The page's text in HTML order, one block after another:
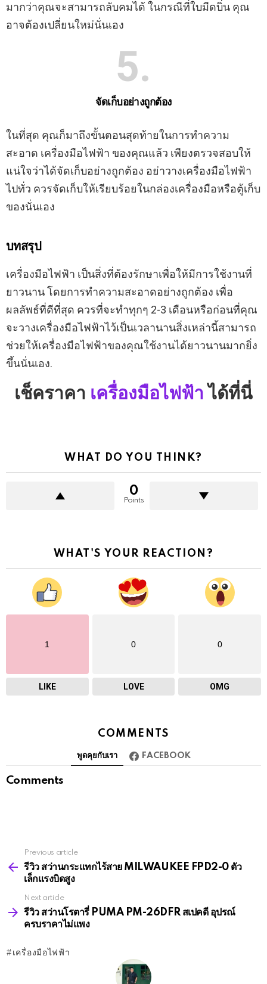
มากว่าคุณจะสามารถลับคมได้ ในกรณีที่ใบมีดบิ่น คุณ
อาจต้องเปลี่ยนใหม่นั่นเอง
5
จัดเก็บอย่างถูกต้อง
ในที่สุด คุณก็มาถึงขั้นตอนสุดท้ายในการทำความ
สะอาด เครื่องมือไฟฟ้า ของคุณแล้ว เพียงตรวจสอบให้
แน่ใจว่าได้จัดเก็บอย่างถูกต้อง อย่าวางเครื่องมือไฟฟ้า
ไปทั่ว ควรจัดเก็บให้เรียบร้อยในกล่องเครื่องมือหรือตู้เก็บ
ของนั่นเอง
บทสรุป
เครื่องมือไฟฟ้า เป็นสิ่งที่ต้องรักษาเพื่อให้มีการใช้งานที่
ยาวนาน โดยการทำความสะอาดอย่างถูกต้อง เพื่อ
ผลลัพธ์ที่ดีที่สุด ควรที่จะทำทุกๆ 2-3 เดือนหรือก่อนที่คุณ
จะวางเครื่องมือไฟฟ้าไว้เป็นเวลานานสิ่งเหล่านี้สามารถ
ช่วยให้เครื่องมือไฟฟ้าของคุณใช้งานได้ยาวนานมากยิ่ง
ขึ้นนั่นเอง.
เช็คราคา เครื่องมือไฟฟ้า ได้ที่นี่
WHAT DO YOU THINK?
0
Points
WHAT'S YOUR REACTION?
1
LIKE
0
LOVE
0
OMG
COMMENTS
พูดคุยกับเรา FACEBOOK
Comments
more
Previous article
รีวิว สว่านกระแทกไร้สาย MILWAUKEE FPD2-0 ตัว
เล็กแรงบิดสูง
Next article
รีวิว สว่านโรตารี่ PUMA PM-26DFR สเปคดี อุปรณ์
ครบราคาไม่แพง
เครื่องมือไฟฟ้า